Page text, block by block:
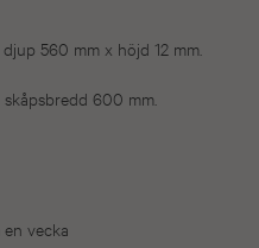
djup 560 mm x höjd 12 mm.
600 mm.
vecka